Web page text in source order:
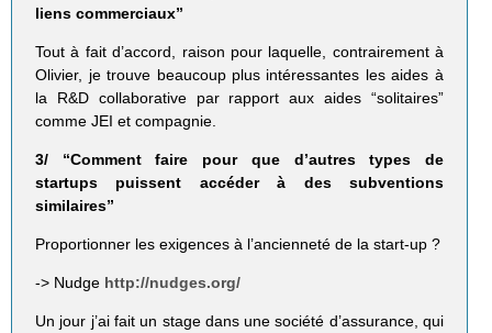
liens commerciaux”
Tout à fait d’accord, raison pour laquelle, contrairement à
Olivier, je trouve beaucoup plus intéressantes les aides à
la R&D collaborative par rapport aux aides “solitaires”
comme JEI et compagnie.
3/ “Comment faire pour que d’autres types de
startups puissent accéder à des subventions
similaires”
Proportionner les exigences à l’ancienneté de la start-up ?
-> Nudge http://nudges.org/
Un jour j’ai fait un stage dans une société d’assurance, qui